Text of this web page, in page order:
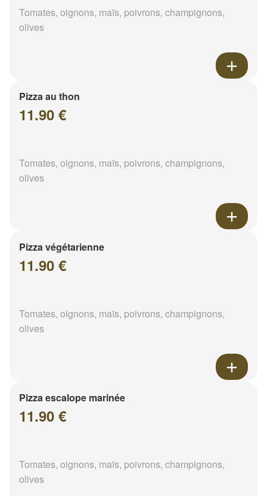
Tomates, oignons, maïs, poivrons, champignons,
olives
Pizza au thon
11.90 €
Tomates, oignons, maïs, poivrons, champignons,
olives
Pizza végétarienne
11.90 €
Tomates, oignons, maïs, poivrons, champignons,
olives
Pizza escalope marinée
11.90 €
Tomates, oignons, maïs, poivrons, champignons,
olives